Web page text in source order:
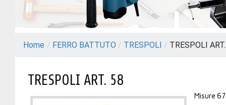
Home / FERRO BATTUTO / TRESPOLI / TRESPOLI
TRESPOLI ART. 58
Misure